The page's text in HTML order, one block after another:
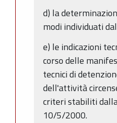
d) la
modi individuati
e) le indicazioni
corso delle
tecnici di
dell'attività
criteri stabiliti
10/5/2000.